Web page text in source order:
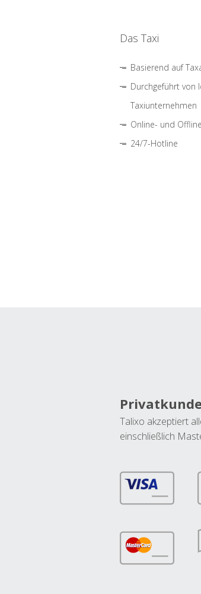
Das Taxi
Basierend auf
Durchgeführt von
Taxiunternehmen
Online- und
24/7-Hotline
Talixo akzeptiert
einschließlich